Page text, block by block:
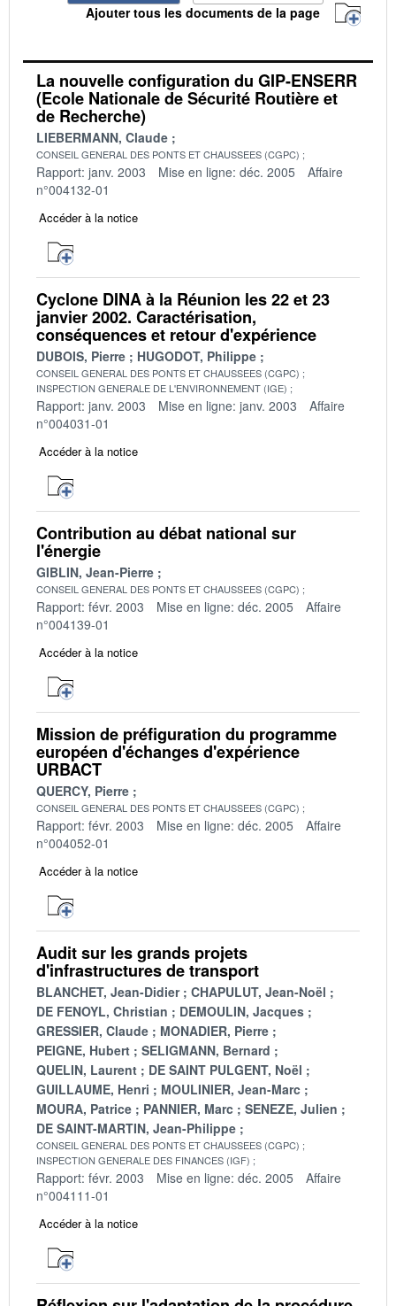
Ajouter tous les documents de la page
La nouvelle configuration du GIP-ENSERR
(Ecole Nationale de Sécurité Routière et
de Recherche)
LIEBERMANN, Claude
CONSEIL GENERAL DES PONTS ET CHAUSSEES (CGPC)
Rapport: janv. 2003 Mise en ligne: déc. 2005
Affaire
n°004132-01
Accéder à la notice
Cyclone DINA à la Réunion les 22 et 23
janvier 2002. Caractérisation,
conséquences et retour d'expérience
DUBOIS, Pierre HUGODOT, Philippe
CONSEIL GENERAL DES PONTS ET CHAUSSEES (CGPC)
INSPECTION GENERALE DE L'ENVIRONNEMENT (IGE)
Rapport: janv. 2003 Mise en ligne: janv. 2003
Affaire
n°004031-01
Accéder à la notice
Contribution au débat national sur
l'énergie
GIBLIN, Jean-Pierre
CONSEIL GENERAL DES PONTS ET CHAUSSEES (CGPC)
Rapport: févr. 2003 Mise en ligne: déc. 2005
Affaire
n°004139-01
Accéder à la notice
Mission de préfiguration du programme
européen d'échanges d'expérience
URBACT
QUERCY, Pierre
CONSEIL GENERAL DES PONTS ET CHAUSSEES (CGPC)
Rapport: févr. 2003 Mise en ligne: déc. 2005
Affaire
n°004052-01
Accéder à la notice
Audit sur les grands projets
d'infrastructures de transport
BLANCHET, Jean-Didier
CHAPULUT, Jean-Noël
DE FENOYL, Christian
DEMOULIN, Jacques
GRESSIER, Claude
MONADIER, Pierre
PEIGNE, Hubert
SELIGMANN, Bernard
QUELIN, Laurent
DE SAINT PULGENT, Noël
GUILLAUME, Henri
MOULINIER, Jean-Marc
MOURA, Patrice
PANNIER, Marc
SENEZE, Julien
DE SAINT-MARTIN, Jean-Philippe
CONSEIL GENERAL DES PONTS ET CHAUSSEES (CGPC)
INSPECTION GENERALE DES FINANCES (IGF)
Rapport: févr. 2003 Mise en ligne: déc. 2005
Affaire
n°004111-01
Accéder à la notice